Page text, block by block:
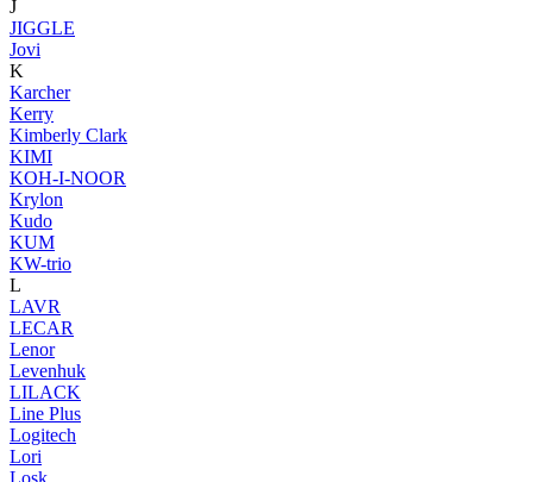
J
JIGGLE
Jovi
K
Karcher
Kerry
Kimberly Clark
KIMI
KOH-I-NOOR
Krylon
Kudo
KUM
KW-trio
L
LAVR
LECAR
Lenor
Levenhuk
LILACK
Line Plus
Logitech
Lori
Losk